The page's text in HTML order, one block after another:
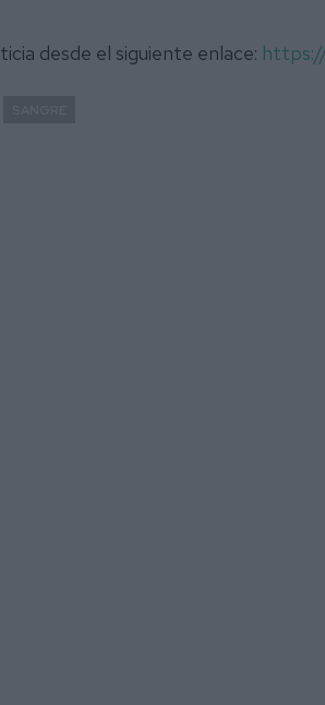
desde el siguiente enlace: